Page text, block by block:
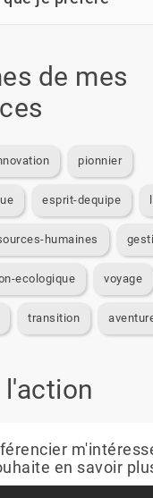
de mes
pionnier
esprit-dequipe
humaines
ecologique voyage
transition
l'action
en savoir